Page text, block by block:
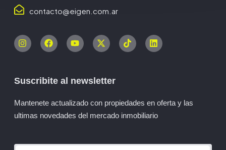
contacto@eigen.com.ar
Suscribite al newsletter
Mantenete actualizado con propiedades en oferta y las
ultimas novedades del mercado inmobiliario